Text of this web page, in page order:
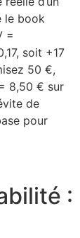
le book
=
soit +17
50 €,
8,50 € sur
de
pour
: